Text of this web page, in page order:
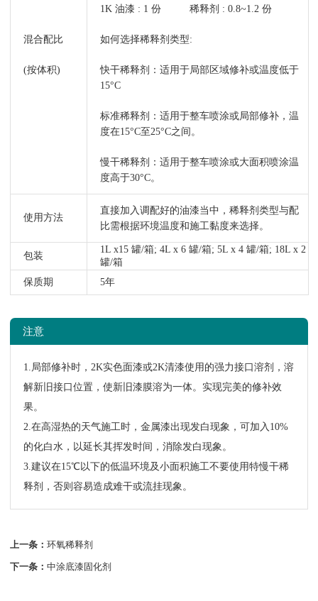
混合配比
(按体积)
1K 油漆 : 1 份 稀释剂 : 0.8~1.2 份
如何选择稀释剂类型:
快干稀释剂：适用于局部区域修补或温度低于
15°C
标准稀释剂：适用于整车喷涂或局部修补，温
度在15°C至25°C之间。
慢干稀释剂：适用于整车喷涂或大面积喷涂温
度高于30°C。
使用方法
直接加入调配好的油漆当中，稀释剂类型与配
比需根据环境温度和施工黏度来选择。
包装
1L x15 罐/箱; 4L x 6 罐/箱; 5L x 4 罐/箱; 18L x 2
罐/箱
保质期
5年
注意
1.局部修补时，2K实色面漆或2K清漆使用的强力接口溶剂，溶
解新旧接口位置，使新旧漆膜溶为一体。实现完美的修补效
果。
2.在高湿热的天气施工时，金属漆出现发白现象，可加入10%
的化白水，以延长其挥发时间，消除发白现象。
3.建议在15℃以下的低温环境及小面积施工不要使用特慢干稀
释剂，否则容易造成难干或流挂现象。
上一条： 环氧稀释剂
下一条： 中涂底漆固化剂